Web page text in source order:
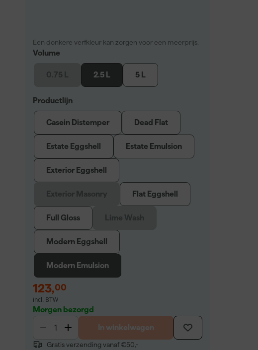
Een donkere verfkleur kan zorgen voor een meerprijs.
Volume
2.5 L 5 L
Productlijn
Casein Distemper Dead Flat
Estate Eggshell Estate Emulsion
Exterior Eggshell
Flat Eggshell
Full Gloss
Modern Eggshell
Modern Emulsion
123,00
incl. BTW
Morgen bezorgd
In winkelwagen
Gratis verzending vanaf €50,-